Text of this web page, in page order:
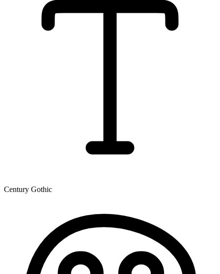
Century Gothic